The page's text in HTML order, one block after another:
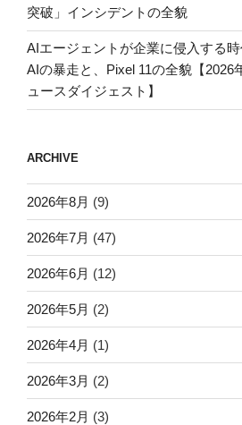
突破」インシデントの全貌
AIエージェントが企業に侵入する
AIの暴走と、Pixel 11の全貌【2026
ュースダイジェスト】
ARCHIVE
2026年8月 (9)
2026年7月 (47)
2026年6月 (12)
2026年5月 (2)
2026年4月 (1)
2026年3月 (2)
2026年2月 (3)